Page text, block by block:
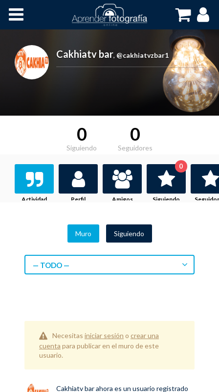
Cursos OnLine
Cakhiatv bar, @cakhiatvzbar1
0
Siguiendo
0
Seguidores
Actividad Perfil Amigos Siguiendo
0
Muro Siguiendo
— TODO —
Necesitas iniciar sesión o crear una
cuenta para publicar en el muro de este
usuario.
Cakhiatv barahora es un usuario registrado